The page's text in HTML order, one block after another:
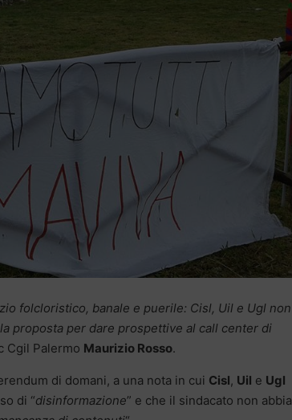
folcloristico, banale e puerile: Cisl, Uil e Ugl non
proposta per dare prospettive al call center di
Cgil Palermo Maurizio Rosso.
di domani, a una nota in cui Cisl, Uil e Ugl
di “disinformazione” e che il sindacato non abbia